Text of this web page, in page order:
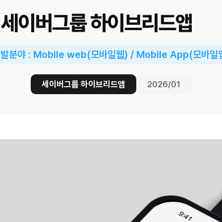
세이버그룹 하이브리드앱
분야 : Mobile web(모바일웹) / Mobile App(모바일
세이버그룹 하이브리드앱 2026/01